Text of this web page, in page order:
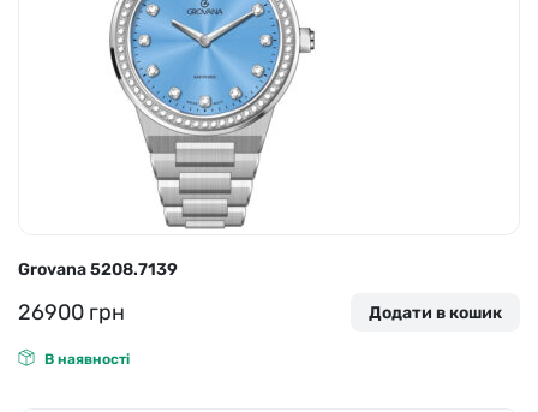
Grovana 5208.7139
26900 грн Додати в кошик
В наявності